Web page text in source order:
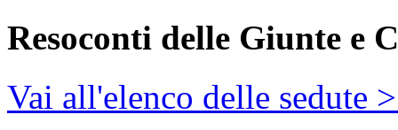
Resoconti delle Giunte e
Vai all'elenco delle sedute